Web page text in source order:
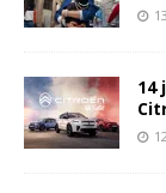
14